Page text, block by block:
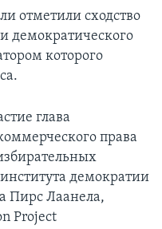
отметили сходство
демократического
которого
глава
права
демократии
Пирс Лаанела,
Project